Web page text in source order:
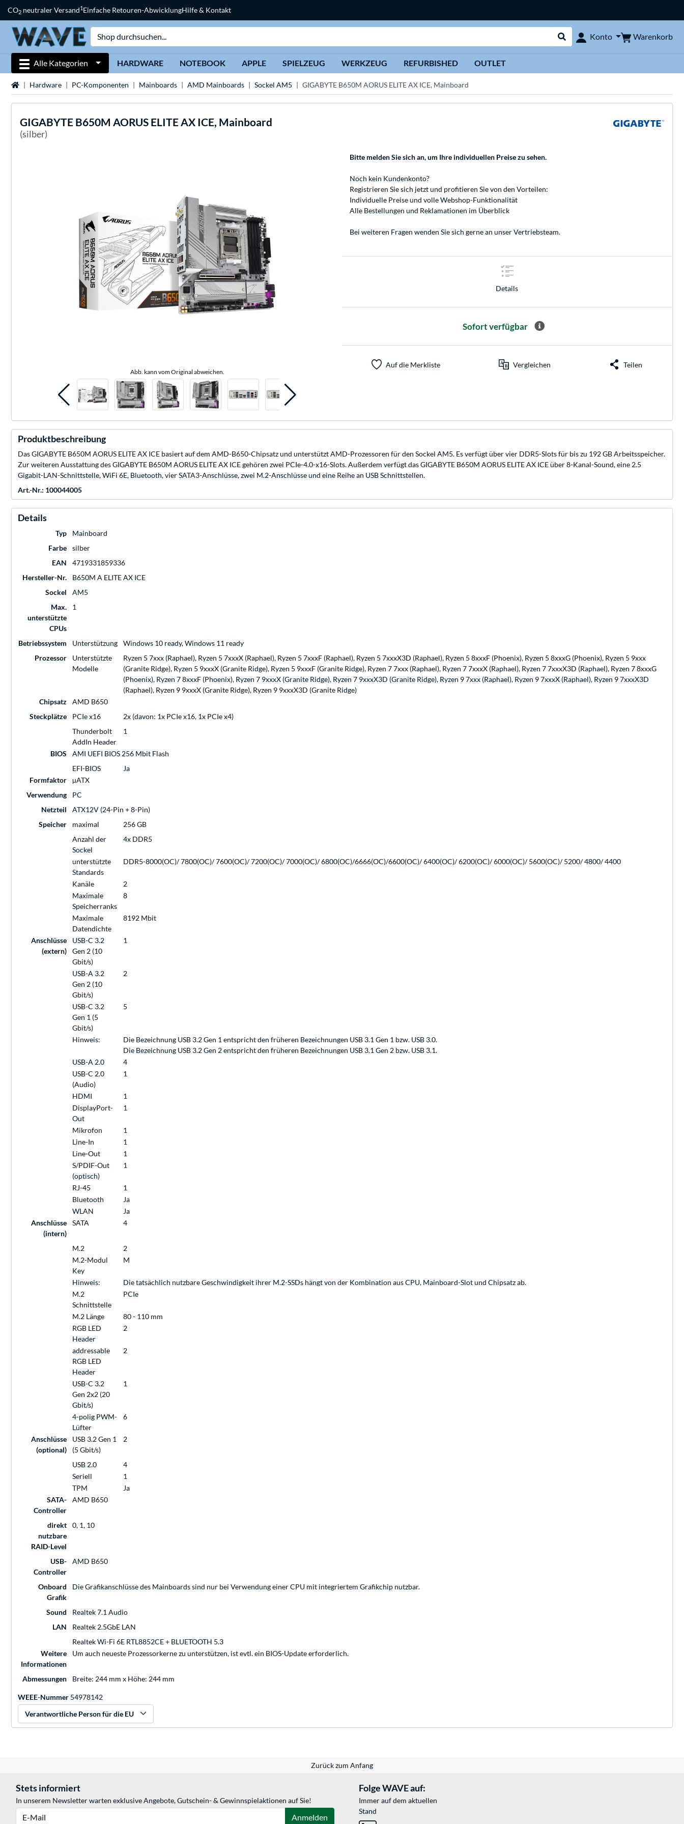
CO2 neutraler Versand1Einfache Retouren-AbwicklungHilfe & Kontakt
Suche durchführen
Konto Warenkorb
Alle Kategorien HARDWARE NOTEBOOK APPLE SPIELZEUG WERKZEUG REFURBISHED OUTLET
StartseiteHardware PC-Komponenten Mainboards AMD Mainboards Sockel AM5 GIGABYTE B650M AORUS ELITE AX ICE, Mainboard
GIGABYTE B650M AORUS ELITE AX ICE, Mainboard
(silber)
Abb. kann vom Original abweichen.
Bitte melden Sie sich an, um Ihre individuellen Preise zu sehen.
Noch kein Kundenkonto?
Registrieren Sie sich jetzt und profitieren Sie von den Vorteilen:
Individuelle Preise und volle Webshop-Funktionalität
Alle Bestellungen und Reklamationen im Überblick
Bei weiteren Fragen wenden Sie sich gerne an unserVertriebsteam.
Details
Sofort verfügbar
Auf die Merkliste Vergleichen Teilen
Produktbeschreibung
Das GIGABYTE B650M AORUS ELITE AX ICE basiert auf dem AMD-B650-Chipsatz und unterstützt AMD-Prozessoren für den Sockel AM5. Es verfügt über vier DDR5-Slots für bis zu 192 GB Arbeitsspeicher.
Zur weiteren Ausstattung des GIGABYTE B650M AORUS ELITE AX ICE gehören zwei PCIe-4.0-x16-Slots. Außerdem verfügt das GIGABYTE B650M AORUS ELITE AX ICE über 8-Kanal-Sound, eine 2.5
Gigabit-LAN-Schnittstelle, WiFi 6E, Bluetooth, vier SATA3-Anschlüsse, zwei M.2-Anschlüsse und eine Reihe an USB Schnittstellen.
Art.-Nr.: 100044005
Details
Typ
Mainboard
Farbe
silber
EAN
4719331859336
Hersteller-Nr.
B650M A ELITE AX ICE
Sockel
AM5
Max.
unterstützte
CPUs
1
Betriebssystem Unterstützung
Windows 10 ready, Windows 11 ready
Prozessor
Unterstützte
Modelle
Ryzen 5 7xxx (Raphael), Ryzen 5 7xxxX (Raphael), Ryzen 5 7xxxF (Raphael), Ryzen 5 7xxxX3D (Raphael), Ryzen 5 8xxxF (Phoenix), Ryzen 5 8xxxG (Phoenix), Ryzen 5 9xxx
(Granite Ridge), Ryzen 5 9xxxX (Granite Ridge), Ryzen 5 9xxxF (Granite Ridge), Ryzen 7 7xxx (Raphael), Ryzen 7 7xxxX (Raphael), Ryzen 7 7xxxX3D (Raphael), Ryzen 7 8xxxG
(Phoenix), Ryzen 7 8xxxF (Phoenix), Ryzen 7 9xxxX (Granite Ridge), Ryzen 7 9xxxX3D (Granite Ridge), Ryzen 9 7xxx (Raphael), Ryzen 9 7xxxX (Raphael), Ryzen 9 7xxxX3D
(Raphael), Ryzen 9 9xxxX (Granite Ridge), Ryzen 9 9xxxX3D (Granite Ridge)
Chipsatz
AMD B650
Steckplätze
PCIe x16
2x (davon: 1x PCIe x16, 1x PCIe x4)
Thunderbolt
AddIn Header
1
BIOS
AMI UEFI BIOS 256 Mbit Flash
EFI-BIOS
Ja
Formfaktor
µATX
Verwendung
PC
Netzteil
ATX12V (24-Pin + 8-Pin)
Speicher
maximal
256 GB
Anzahl der
Sockel
4x DDR5
unterstützte
Standards
DDR5-8000(OC)/ 7800(OC)/ 7600(OC)/ 7200(OC)/ 7000(OC)/ 6800(OC)/6666(OC)/6600(OC)/ 6400(OC)/ 6200(OC)/ 6000(OC)/ 5600(OC)/ 5200/ 4800/ 4400
Kanäle
2
Maximale
Speicherranks
8
Maximale
Datendichte
8192 Mbit
Anschlüsse
(extern)
USB-C 3.2
Gen 2 (10
Gbit/s)
1
USB-A 3.2
Gen 2 (10
Gbit/s)
2
USB-C 3.2
Gen 1 (5
Gbit/s)
5
Hinweis:
Die Bezeichnung USB 3.2 Gen 1 entspricht den früheren Bezeichnungen USB 3.1 Gen 1 bzw. USB 3.0.
Die Bezeichnung USB 3.2 Gen 2 entspricht den früheren Bezeichnungen USB 3.1 Gen 2 bzw. USB 3.1.
USB-A 2.0
4
USB-C 2.0
(Audio)
1
HDMI
1
DisplayPort-
Out
1
Mikrofon
1
Line-In
1
Line-Out
1
S/PDIF-Out
(optisch)
1
RJ-45
1
Bluetooth
Ja
WLAN
Ja
Anschlüsse
(intern)
SATA 4
M.2
2
M.2-Modul
Key
M
Hinweis:
Die tatsächlich nutzbare Geschwindigkeit ihrer M.2-SSDs hängt von der Kombination aus CPU, Mainboard-Slot und Chipsatz ab.
M.2
Schnittstelle
PCIe
M.2 Länge
80 - 110 mm
RGB LED
Header
2
addressable
RGB LED
Header
2
USB-C 3.2
Gen 2x2 (20
Gbit/s)
1
4-polig PWM-
Lüfter
6
Anschlüsse
(optional)
USB 3.2 Gen 1
(5 Gbit/s)
2
USB 2.0
4
Seriell
1
TPM
Ja
SATA-
Controller
AMD B650
direkt
nutzbare
RAID-Level
0, 1, 10
USB-
Controller
AMD B650
Onboard
Grafik
Die Grafikanschlüsse des Mainboards sind nur bei Verwendung einer CPU mit integriertem Grafikchip nutzbar.
Sound
Realtek 7.1 Audio
LAN
Realtek 2.5GbE LAN
Realtek Wi-Fi 6E RTL8852CE + BLUETOOTH 5.3
Weitere
Informationen
Um auch neueste Prozessorkerne zu unterstützen, ist evtl. ein BIOS-Update erforderlich.
Abmessungen Breite: 244 mm x Höhe: 244 mm
WEEE-Nummer 54978142
Verantwortliche Person für die EU
Zurück zum Anfang
Stets informiert
In unserem Newsletter warten exklusive Angebote, Gutschein- & Gewinnspielaktionen auf Sie!
Anmelden
Folge WAVE auf:
Immer auf dem aktuellen
Stand